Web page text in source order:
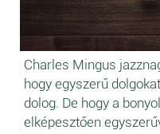
Charles Mingus
hogy egyszerű
dolog. De hogy a
elképesztően